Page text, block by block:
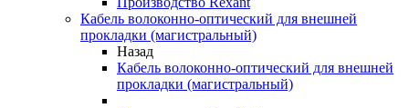
Кабель волоконно-оптический для внешней
прокладки (магистральный)
Назад
Кабель волоконно-оптический для внешней
прокладки (магистральный)